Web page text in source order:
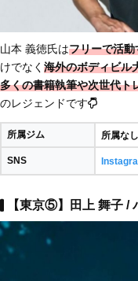
山本 義徳氏はフリーで活動
けでなく 海外のボディビル
多くの書籍執筆や次世代ト
のレジェンドです
所属ジム 所属なし
SNS
【東京⑤】田上 舞子 /